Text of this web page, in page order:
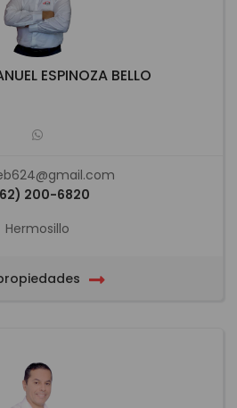
ESPINOZA BELLO
200-6820
Hermosillo